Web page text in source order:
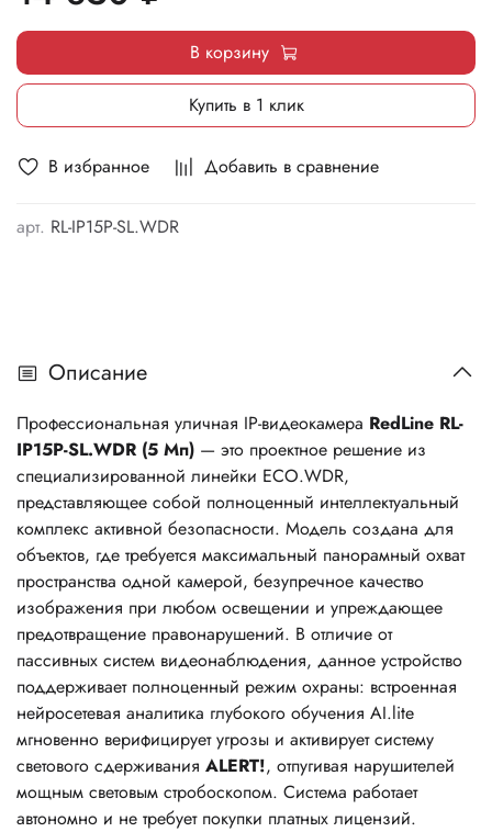
В избранное Добавить в сравнение
арт. RL-IP15P-SL.WDR
В корзину
Купить в 1 клик
Описание
Профессиональная уличная IP-видеокамера RedLine RL-
IP15P-SL.WDR (5 Мп) — это проектное решение из
специализированной линейки ECO.WDR,
представляющее собой полноценный интеллектуальный
комплекс активной безопасности. Модель создана для
объектов, где требуется максимальный панорамный охват
пространства одной камерой, безупречное качество
изображения при любом освещении и упреждающее
предотвращение правонарушений. В отличие от
пассивных систем видеонаблюдения, данное устройство
поддерживает полноценный режим охраны: встроенная
нейросетевая аналитика глубокого обучения AI.lite
мгновенно верифицирует угрозы и активирует систему
светового сдерживания ALERT!, отпугивая нарушителей
мощным световым стробоскопом. Система работает
автономно и не требует покупки платных лицензий.